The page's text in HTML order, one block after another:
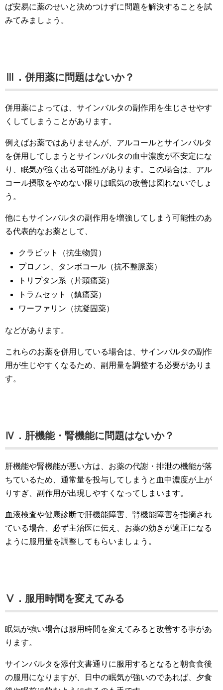
ば安易に薬のせいと決めつけずに問題を解決することを試
みてみましょう。
Ⅲ．併用薬に問題はないか？
併用薬によっては、サインバルタの副作用を生じさせやす
くしてしまうことがあります。
例えばお薬ではありませんが、アルコールとサインバルタ
を併用してしまうとサインバルタの血中濃度が不安定にな
り、眠気が強く出る可能性があります。この場合は、アル
コール摂取をやめない限りは眠気の改善は図れないでしょ
う。
他にもサインバルタの副作用を増強してしまう可能性のあ
る代表的なお薬として、
クラビット（抗生物質）
プロノン、タンボコール（抗不整脈薬）
トリプタン系（片頭痛薬）
トラムセット（鎮痛薬）
ワーファリン（抗凝固薬）
などがあります。
これらのお薬を併用している場合は、サインバルタの副作
用が生じやすくなるため、副用量を調整する必要がありま
す。
Ⅳ．肝機能・腎機能に問題はないか？
肝機能や腎機能が悪い方は、お薬の代謝・排泄の機能が落
ちているため、通常量を投与してしまうと血中濃度が上が
りすぎ、副作用が出現しやすくなってしまいます。
血液検査や健康診断で肝機能障害、腎機能障害を指摘され
ている場合、必ず主治医に伝え、お薬の効きが適正になる
ように服用量を調整してもらいましょう。
Ⅴ．服用時間を変えてみる
眠気が強い場合は服用時間を変えてみると改善する事があ
ります。
サインバルタを添付文書通りに服用するとなると朝食食後
の服用になりますが、日中の眠気が強いのであれば、夕食